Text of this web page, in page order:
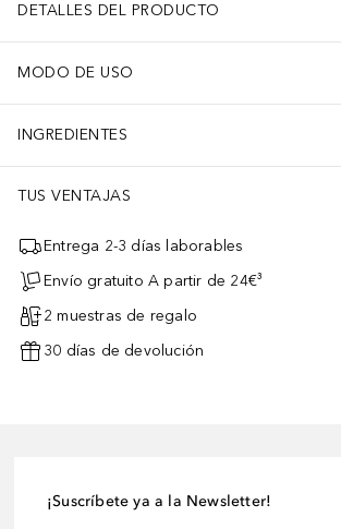
DETALLES DEL PRODUCTO
MODO DE USO
INGREDIENTES
TUS VENTAJAS
Entrega 2-3 días laborables
Envío gratuito A partir de 24€³
2 muestras de regalo
30 días de devolución
¡Suscríbete ya a la Newsletter!